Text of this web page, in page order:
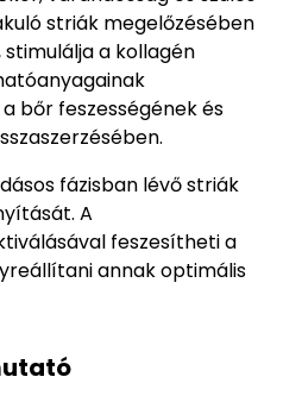
striák megelőzésében
a kollagén
bőr feszességének és
fázisban lévő striák
A
feszesítheti a
annak optimális